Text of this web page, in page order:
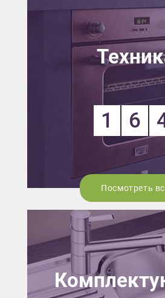
1 6
Посмотреть